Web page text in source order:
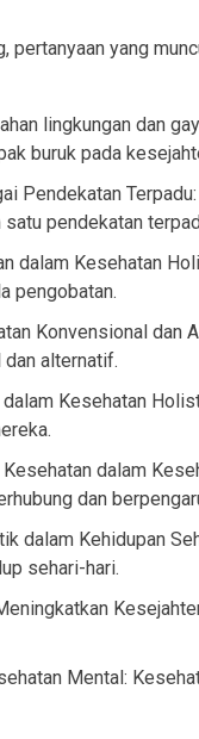
pertanyaan yang
lingkungan dan
buruk pada
Pendekatan
pendekatan
dalam Kesehatan
pengobatan.
Konvensional
alternatif.
Kesehatan
dalam
dan
dalam Kehidupan
sehari-hari.
Mental: